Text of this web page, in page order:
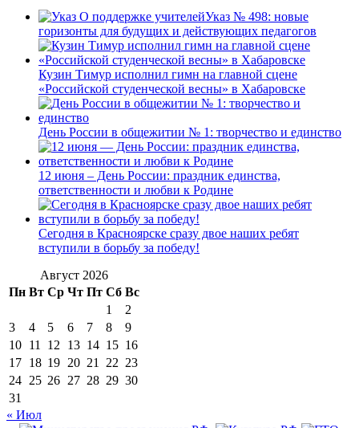
Указ № 498: новые
горизонты для будущих и действующих педагогов
Кузин Тимур исполнил гимн на главной сцене
«Российской студенческой весны» в Хабаровске
День России в общежитии № 1: творчество и единство
12 июня – День России: праздник единства,
ответственности и любви к Родине
Сегодня в Красноярске сразу двое наших ребят
вступили в борьбу за победу!
Август 2026
Пн Вт Ср Чт Пт Сб Вс
1
2
3
4 5 6 7 8
9
10 11 12 13 14 15 16
17 18 19 20 21 22 23
24 25 26 27 28 29 30
31
« Июл